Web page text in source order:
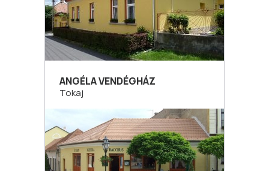
ANGÉLA VENDÉGHÁZ
Tokaj